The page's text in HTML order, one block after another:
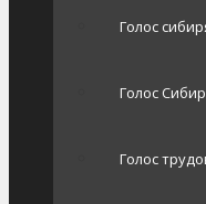
Голос
Голос
Голос